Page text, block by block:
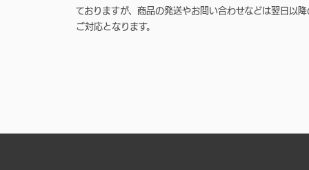
ておりますが、商品の発送やお問い合わせなどは翌日以降
ご対応となります。